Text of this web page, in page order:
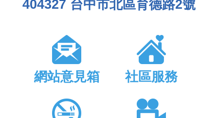
404327 台中市北區育德路2號
網站意見箱 社區服務